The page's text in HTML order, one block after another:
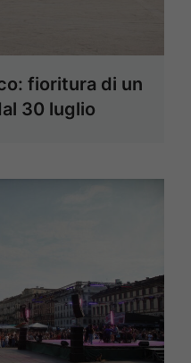
fioritura di un
30 luglio